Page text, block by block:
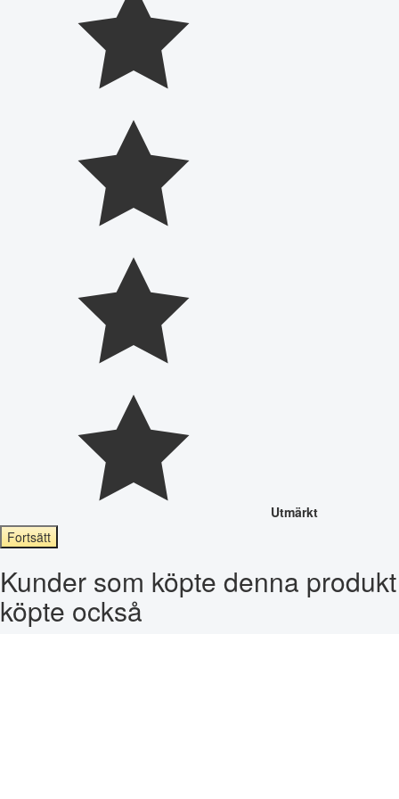
Utmärkt
Fortsätt
Kunder som köpte denna produkt
köpte också